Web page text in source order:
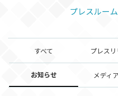
プレスルーム
すべて プレスリ
お知らせ メディ